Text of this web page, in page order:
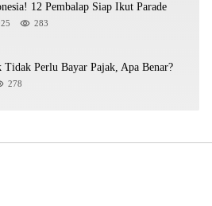
12 Pembalap Siap Ikut Parade
283
Perlu Bayar Pajak, Apa Benar?
278